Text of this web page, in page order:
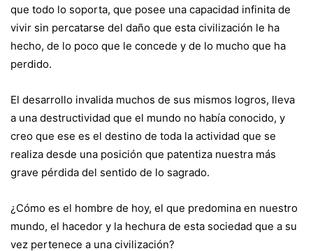
que todo lo soporta, que posee una capacidad infinita de
vivir sin percatarse del daño que esta civilización le ha
hecho, de lo poco que le concede y de lo mucho que ha
perdido.
El desarrollo invalida muchos de sus mismos logros, lleva
a una destructividad que el mundo no había conocido, y
creo que ese es el destino de toda la actividad que se
realiza desde una posición que patentiza nuestra más
grave pérdida del sentido de lo sagrado.
¿Cómo es el hombre de hoy, el que predomina en nuestro
mundo, el hacedor y la hechura de esta sociedad que a su
vez pertenece a una civilización?